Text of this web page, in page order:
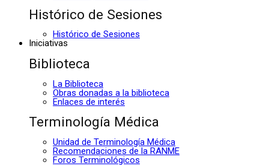
Histórico de Sesiones
Histórico de Sesiones
Iniciativas
Biblioteca
La Biblioteca
Obras donadas a la biblioteca
Enlaces de interés
Terminología Médica
Unidad de Terminología Médica
Recomendaciones de la RANME
Foros Terminológicos